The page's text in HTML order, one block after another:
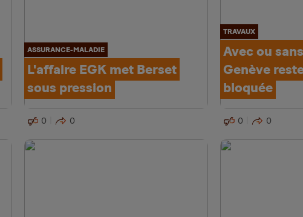
ASSURANCE-MALADIE
L'affaire EGK met Berset
sous pression
0 0
TRAVAUX
Avec ou
Genève
bloquée
0 0